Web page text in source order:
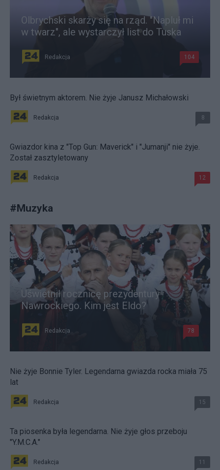
Olbrychski skarży się na rząd. "Napluł mi
w twarz", ale wystarczył list do Tuska
Redakcja 104
Był świetnym aktorem. Nie żyje Janusz Michałowski
Redakcja 8
Gwiazdor kina z "Top Gun: Maverick" i "Jumanji" nie żyje.
Został zasztyletowany
Redakcja 12
#Muzyka
Uświetnił rocznicę prezydentury
Nawrockiego. Kim jest Eldo?
Redakcja 78
Nie żyje Bonnie Tyler. Legendarna gwiazda rocka miała 75
lat
Redakcja 15
Ta piosenka była legendarna. Nie żyje głos przeboju
"Y.M.C.A."
Redakcja 11